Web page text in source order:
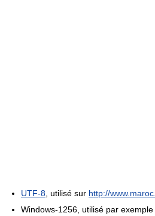
UTF-8 , utilisé sur http://
Windows-1256, utilisé par